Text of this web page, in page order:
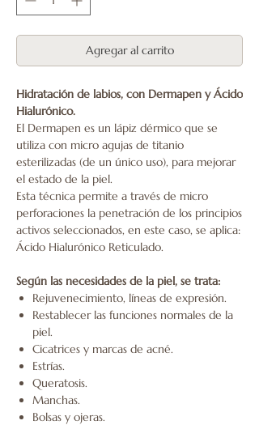
Agregar al carrito
Hidratación de labios, con Dermapen y Ácido
Hialurónico.
El Dermapen es un lápiz dérmico que se
utiliza con micro agujas de titanio
esterilizadas (de un único uso), para mejorar
el estado de la piel.
Esta técnica permite a través de micro
perforaciones la penetración de los principios
activos seleccionados, en este caso, se aplica:
Ácido Hialurónico Reticulado.
Según las necesidades de la piel, se trata:
Rejuvenecimiento, líneas de expresión.
Restablecer las funciones normales de la
piel.
Cicatrices y marcas de acné.
Estrías.
Queratosis.
Manchas.
Bolsas y ojeras.